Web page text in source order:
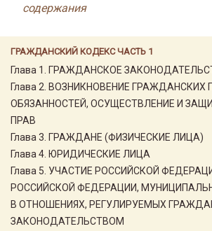
ГРАЖДАНСКИЙ КОДЕКС ЧАСТЬ 1
Глава 1. ГРАЖДАНСКОЕ
Глава 2. ВОЗНИКНОВЕНИЕ ГРАЖДАНСКИХ
ОБЯЗАННОСТЕЙ, ОСУЩЕСТВЛЕНИЕ И
ПРАВ
Глава 3. ГРАЖДАНЕ (ФИЗИЧЕСКИЕ ЛИЦА)
Глава 4. ЮРИДИЧЕСКИЕ ЛИЦА
Глава 5. УЧАСТИЕ РОССИЙСКОЙ
РОССИЙСКОЙ ФЕДЕРАЦИИ,
В ОТНОШЕНИЯХ, РЕГУЛИРУЕМЫХ
ЗАКОНОДАТЕЛЬСТВОМ
содержания